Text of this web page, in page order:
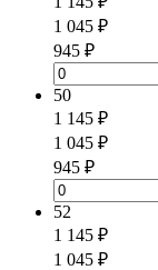
1 045 ₽
945 ₽
50
1 145 ₽
1 045 ₽
945 ₽
52
1 145 ₽
1 045 ₽